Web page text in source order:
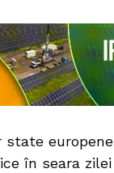
state
în seara